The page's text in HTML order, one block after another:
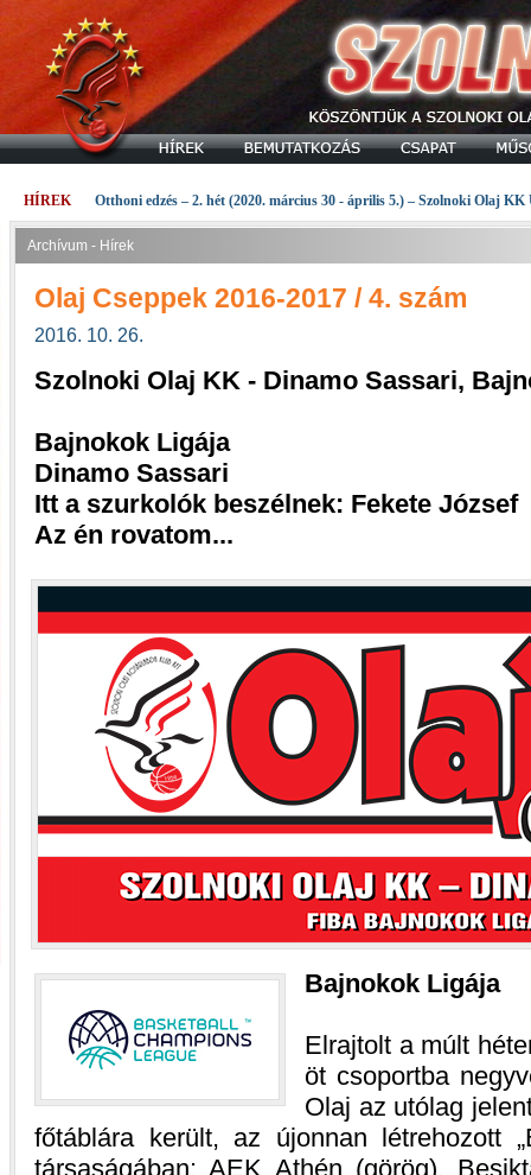
HÍREK Otthoni edzés – 2. hét (2020. március 30 - április 5.) – Szolnoki Olaj KK
Archívum - Hírek
Olaj Cseppek 2016-2017 / 4. szám
2016. 10. 26.
Szolnoki Olaj KK - Dinamo Sassari,
Bajnokok Ligája
Dinamo Sassari
Itt a szurkolók beszélnek: Fekete József
Az én rovatom...
Bajnokok Ligája
Elrajtolt a múlt
öt csoportba
Olaj az utólag
főtáblára került, az újonnan létrehozott
társaságában: AEK Athén (görög),